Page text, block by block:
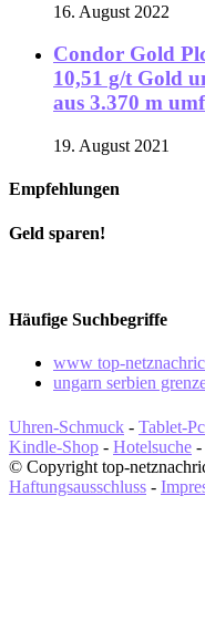
16. August 2022
Condor Gold
10,51 g/t Gold
aus 3.370 m
19. August 2021
Empfehlungen
Geld sparen!
Häufige Suchbegriffe
www top-
ungarn serbien
Uhren-Schmuck - Tablet-
Kindle-Shop - Hotelsuche -
© Copyright top-
Haftungsausschluss -